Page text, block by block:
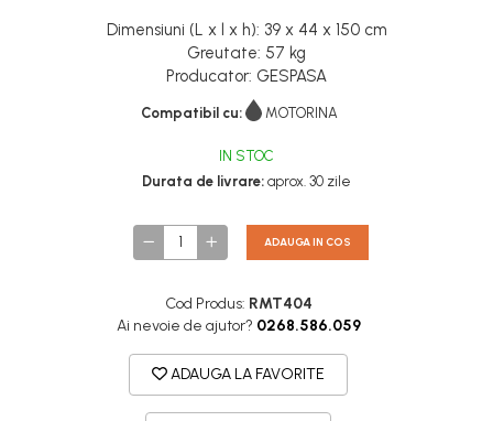
Dimensiuni (L x l x h): 39 x 44 x 150 cm
Greutate: 57 kg
Producator: GESPASA
Compatibil cu: MOTORINA
IN STOC
Durata de livrare: aprox. 30 zile
ADAUGA IN COS
Cod Produs: RMT404
Ai nevoie de ajutor? 0268.586.059
ADAUGA LA FAVORITE